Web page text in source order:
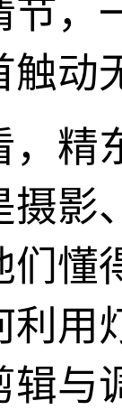
节，
触动
，精
摄影
们懂
利用
辑与